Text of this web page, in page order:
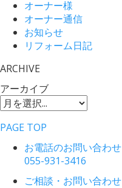
オーナー様
オーナー通信
お知らせ
リフォーム日記
ARCHIVE
アーカイブ
PAGE TOP
お電話のお問い合わせ
055-931-3416
ご相談・お問い合わせ